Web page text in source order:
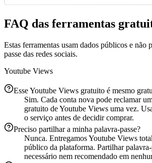
FAQ das ferramentas
Estas ferramentas usam dados públicos e não
passe das redes sociais.
Youtube Views
Esse Youtube Views gratuito é mesmo
Sim. Cada conta nova pode reclamar
gratuito de Youtube Views uma vez.
o serviço antes de decidir comprar.
Preciso partilhar a minha palavra-passe?
Nunca. Entregamos Youtube Views
público da plataforma. Partilhar palavra-
necessário nem recomendado em